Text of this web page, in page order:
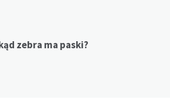
zebra ma paski?